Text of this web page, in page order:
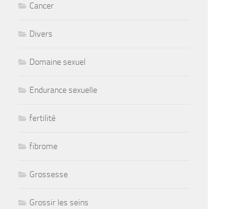
Cancer
Divers
Domaine sexuel
Endurance sexuelle
fertilité
fibrome
Grossesse
Grossir les seins